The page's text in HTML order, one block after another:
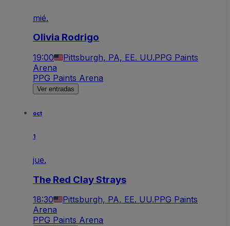
mié.
Olivia Rodrigo
19:00 Pittsburgh, PA, EE. UU.PPG Paints
Arena
PPG Paints Arena
Ver entradas
oct
1
jue.
The Red Clay Strays
18:30 Pittsburgh, PA, EE. UU.PPG Paints
Arena
PPG Paints Arena